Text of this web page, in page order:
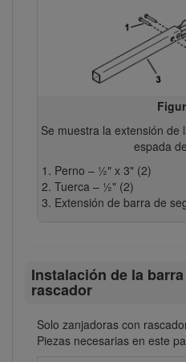
Se muestra la extensión
espada
Perno – ½" x 3" (2)
Tuerca – ½" (2)
Extensión de barra de
Instalación de la
rascador
Solo zanjadoras con
Piezas necesarias en este